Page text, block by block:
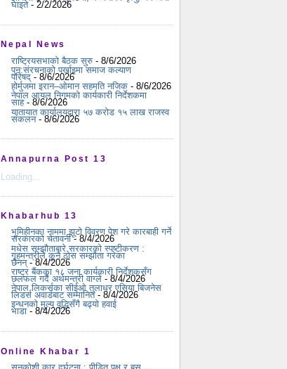
घाइते- 2/2/2026
Nepal News
राष्ट्रियसभाको बैठक सुरु- 8/6/2026
पुन:संरचनाको पर्खाइमा समाज कल्याण
परिषद् - 8/6/2026
होर्मुजमा इरान–ओमान सहमति नजिक - 8/6/2026
नेपाल आयल निगमको कार्यकारी निर्देशकमा
साह- 8/6/2026
यातायात कार्यालयद्वारा ५७ करोड १५ लाख राजस्व
संकलन- 8/6/2026
Annapurna Post 13
Loading...
Khabarhub 13
भूमिहीनका नाममा झूटो विवरण पेश गरे कारबाही गर्ने
सरकारको चेतावनी- 8/4/2026
मधेस सम्झौताबारे सरकारको स्पष्टीकरण :
गृहमन्त्रीले कुनै ठोस सम्झौता गरेका
छैनन्- 8/4/2026
राष्ट्र बैंकका १८ जना कार्यकारी निर्देशकसँग
छलफल गर्दै अर्थमन्त्री वाग्ले - 8/4/2026
नेपाल लिकर्सका सीईओ तुलाधर एसिया बिजनेस
लिडर्स अवार्डबाट सम्मानित- 8/4/2026
इन्धनको मूल्य वृद्धिसँगै बढ्यो हवाई
भाडा - 8/4/2026
Online Khabar 1